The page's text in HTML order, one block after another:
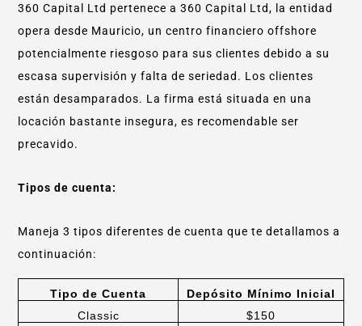
360 Capital Ltd pertenece a 360 Capital Ltd, la entidad
opera desde Mauricio, un centro financiero offshore
potencialmente riesgoso para sus clientes debido a su
escasa supervisión y falta de seriedad. Los clientes
están desamparados. La firma está situada en una
locación bastante insegura, es recomendable ser
precavido.
Tipos de cuenta:
Maneja 3 tipos diferentes de cuenta que te detallamos a
continuación:
Tipo de Cuenta
Depósito Mínimo Inicial
Classic
$150